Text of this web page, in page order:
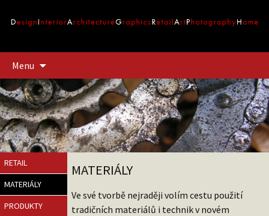
Menu
obsahu
webu
RETAIL
MATERIÁLY
PRODUKTY
MATERIÁLY
Ve své tvorbě nejraději volím cestu použití
tradičních materiálů i technik v novém